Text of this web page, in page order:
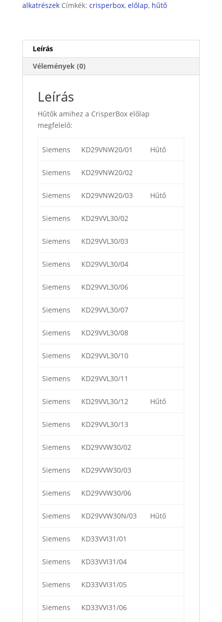
alkatrészek Címkék: crisperbox, előlap, hűtő
Leírás
Vélemények (0)
Leírás
Hűtők amihez a CrisperBox előlap
megfelelő:
Siemens KD29VNW20/01 Hűtő
Siemens KD29VNW20/02
Siemens KD29VNW20/03 Hűtő
Siemens KD29VVL30/02
Siemens KD29VVL30/03
Siemens KD29VVL30/04
Siemens KD29VVL30/06
Siemens KD29VVL30/07
Siemens KD29VVL30/08
Siemens KD29VVL30/10
Siemens KD29VVL30/11
Siemens KD29VVL30/12 Hűtő
Siemens KD29VVL30/13
Siemens KD29VVW30/02
Siemens KD29VVW30/03
Siemens KD29VVW30/06
Siemens KD29VVW30N/03 Hűtő
Siemens KD33VVI31/01
Siemens KD33VVI31/04
Siemens KD33VVI31/05
Siemens KD33VVI31/06